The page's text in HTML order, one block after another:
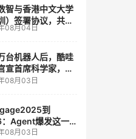
智与香港中文大学
）签署协议，共建
能和边缘计算联合
08月04日
台机器人后，酷哇
宣首席科学家，要
模型交付生产力
08月03日
到
Agent爆发这一
CRM 走到哪了
08月03日